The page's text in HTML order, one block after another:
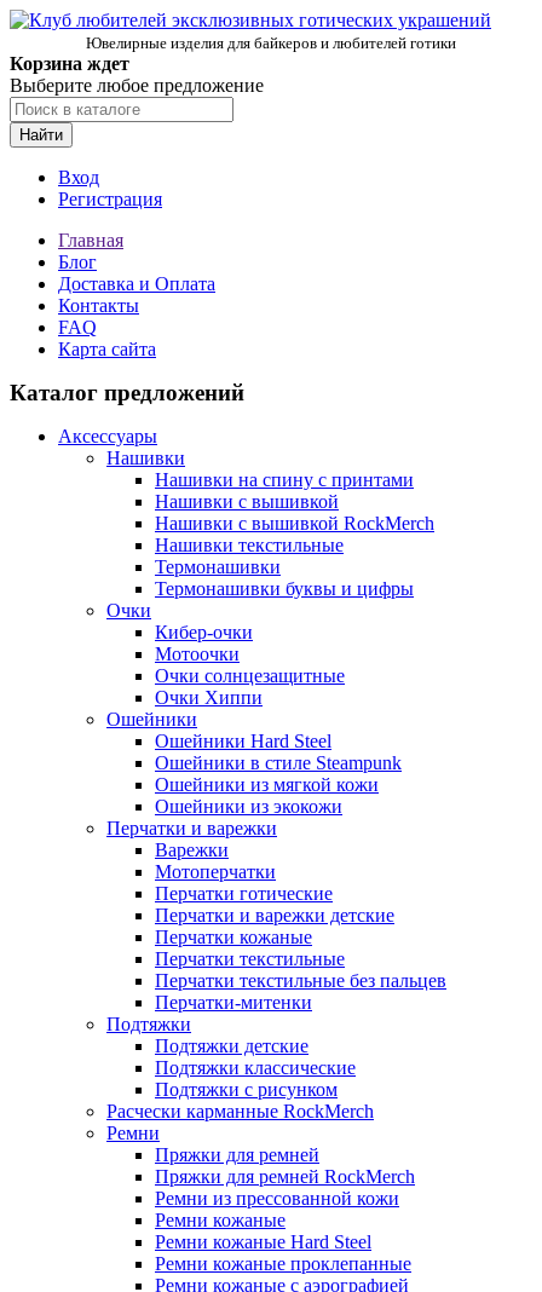
Ювелирные изделия для байкеров и любителей готики
Корзина ждет
Выберите любое предложение
Найти
Вход
Регистрация
Главная
Блог
Доставка и Оплата
Контакты
FAQ
Карта сайта
Каталог предложений
Аксессуары
Нашивки
Нашивки на спину с принтами
Нашивки с вышивкой
Нашивки с вышивкой RockMerch
Нашивки текстильные
Термонашивки
Термонашивки буквы и цифры
Очки
Кибер-очки
Мотоочки
Очки солнцезащитные
Очки Хиппи
Ошейники
Ошейники Hard Steel
Ошейники в стиле Steampunk
Ошейники из мягкой кожи
Ошейники из экокожи
Перчатки и варежки
Варежки
Мотоперчатки
Перчатки готические
Перчатки и варежки детские
Перчатки кожаные
Перчатки текстильные
Перчатки текстильные без пальцев
Перчатки-митенки
Подтяжки
Подтяжки детские
Подтяжки классические
Подтяжки с рисунком
Расчески карманные RockMerch
Ремни
Пряжки для ремней
Пряжки для ремней RockMerch
Ремни из прессованной кожи
Ремни кожаные
Ремни кожаные Hard Steel
Ремни кожаные проклепанные
Ремни кожаные с аэрографией